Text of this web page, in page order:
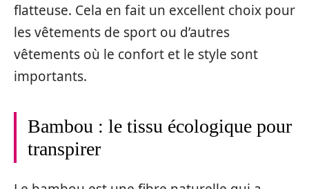
flatteuse. Cela en fait un excellent choix pour
les vêtements de sport ou d’autres
vêtements où le confort et le style sont
importants.
Bambou : le tissu écologique pour
transpirer